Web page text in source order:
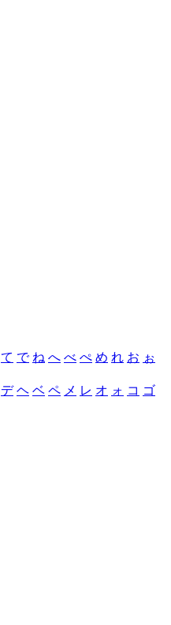
て で ね へ べ ぺ め れ お ぉ
デ ヘ ベ ペ メ レ オ ォ コ ゴ